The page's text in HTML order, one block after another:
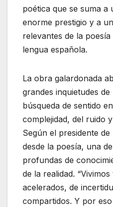
poética que se suma a
enorme prestigio y a
relevantes de la
lengua española.
La obra galardonada
grandes inquietudes
búsqueda de sentido
complejidad, del ruido
Según el presidente
desde la poesía, una
profundas de
de la realidad.
acelerados, de
compartidos. Y por